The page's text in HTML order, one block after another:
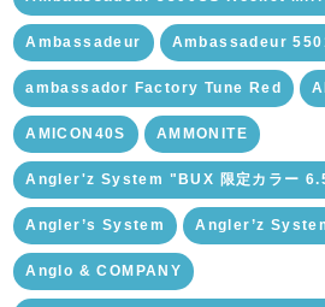
Ambassadeur Ambassadeur
ambassador Factory Tune Red
AMICON40S AMMONITE
Angler'z System "BUX 限定カラー
Angler’s System Angler’z
Anglo & COMPANY